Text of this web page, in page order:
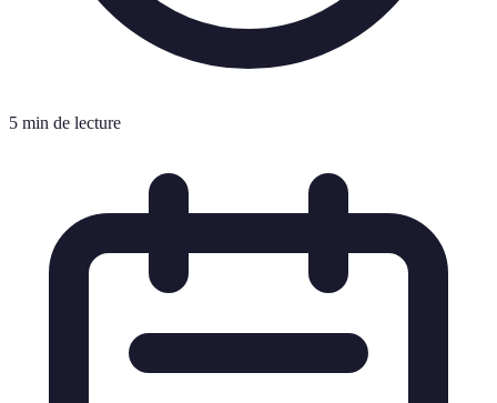
5 min de lecture